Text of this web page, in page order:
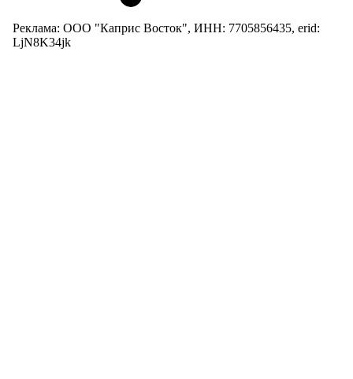
Реклама: ООО "Каприс Восток", ИНН: 7705856435, erid:
LjN8K34jk